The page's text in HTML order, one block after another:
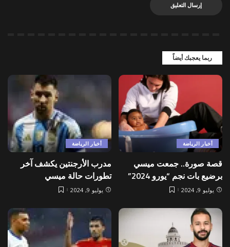
ربما يعجبك أيضاً
أخبار الرياضة
قصة صورة.. جمعت ميسي
برضيع بات نجم “يورو 2024”
يوليو 9, 2024
أخبار الرياضة
مدرب الأرجنتين يكشف آخر
تطورات حالة ميسي
يوليو 9, 2024